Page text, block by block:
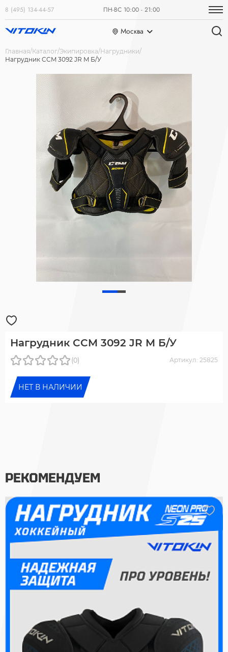
8 (495) 134-44-57 ПН-ВС 10:00 - 21:00
Москва
Главная Каталог Экипировка Нагрудники
Нагрудник CCM 3092 JR M Б/У
Нагрудник CCM 3092 JR M Б/У
(0) Артикул: 25825
НЕТ В НАЛИЧИИ
РЕКОМЕНДУЕМ